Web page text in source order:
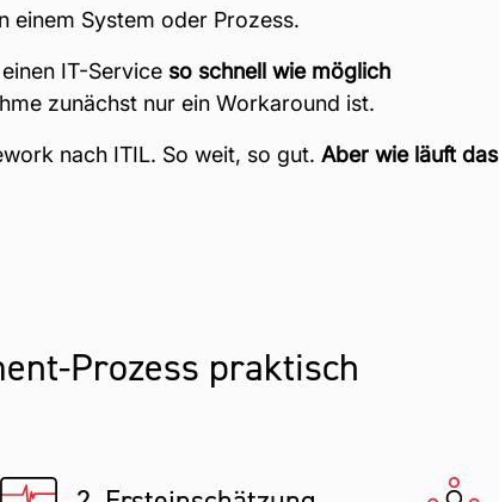
einem System oder Prozess.
IT-Service so schnell wie möglich
zunächst nur ein Workaround ist.
nach ITIL. So weit, so gut. Aber wie läuft das
Prozess praktisch